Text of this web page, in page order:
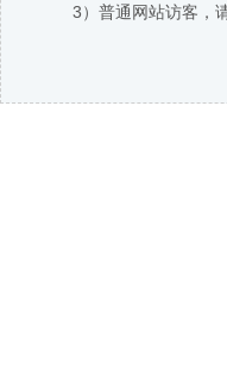
3）普通网站访客，